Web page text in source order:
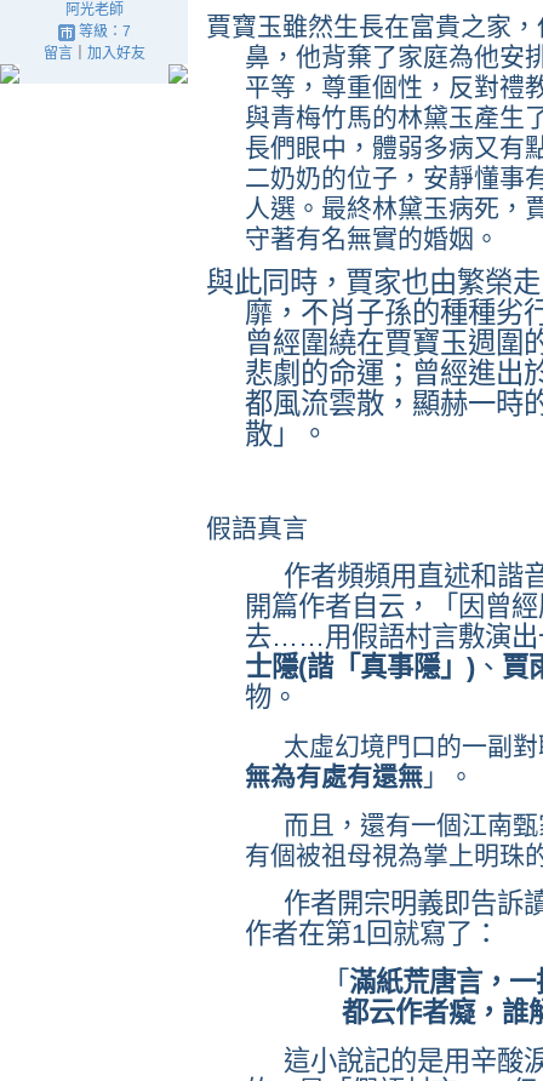
阿光老師
等級：7
留言｜ 加入好友
賈寶玉雖然生長在富貴之家
鼻，他背棄了家庭為他安
平等，尊重個性，反對禮
與青梅竹馬的林黛玉產生
長們眼中，體弱多病又有
二奶奶的位子，安靜懂事
人選。最終林黛玉病死，
守著有名無實的婚姻。
與此同時，賈家也由繁榮
靡，不肖子孫的種種劣
曾經圍繞在賈寶玉週圍
悲劇的命運；曾經進出
都風流雲散，顯赫一時
散」。
假語真言
作者頻頻用直述和諧
開篇作者自云，「因曾
去……用假語村言敷演出
士隱(諧「真事隱」 ) 、 賈
物。
太虛幻境門口的一副
無為有處有還無 」。
而且，還有一個江南
有個被祖母視為掌上明珠
作者開宗明義即告訴
作者在第1回就寫了：
「 滿紙荒唐言，
都云作者癡，誰
這小說記的是用辛酸